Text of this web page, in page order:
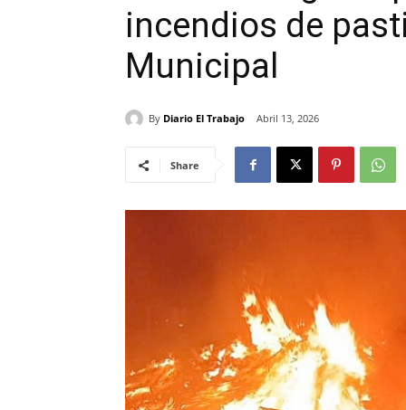
incendios de
Municipal
By Diario El Trabajo Abril 13, 2026
Share